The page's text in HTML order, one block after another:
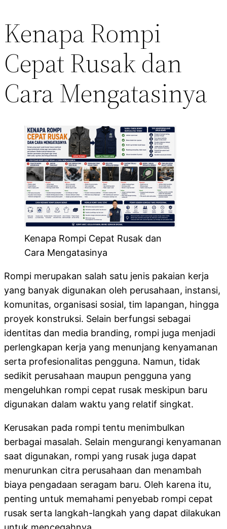
Kenapa Rompi
Cepat Rusak dan
Cara Mengatasinya
Kenapa Rompi Cepat Rusak dan
Cara Mengatasinya
Rompi merupakan salah satu jenis pakaian kerja
yang banyak digunakan oleh perusahaan, instansi,
komunitas, organisasi sosial, tim lapangan, hingga
proyek konstruksi. Selain berfungsi sebagai
identitas dan media branding, rompi juga menjadi
perlengkapan kerja yang menunjang kenyamanan
serta profesionalitas pengguna. Namun, tidak
sedikit perusahaan maupun pengguna yang
mengeluhkan rompi cepat rusak meskipun baru
digunakan dalam waktu yang relatif singkat.
Kerusakan pada rompi tentu menimbulkan
berbagai masalah. Selain mengurangi kenyamanan
saat digunakan, rompi yang rusak juga dapat
menurunkan citra perusahaan dan menambah
biaya pengadaan seragam baru. Oleh karena itu,
penting untuk memahami penyebab rompi cepat
rusak serta langkah-langkah yang dapat dilakukan